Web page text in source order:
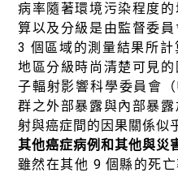
病率隨著環境污染程度
算以及分級是由監督委
3 個區域的測量結果所
地區分級時尚清楚可見
子輻射影響科學委員會
群之外部暴露與內部暴
射與癌症間的因果關係似
其他癌症病例和其他與災
雖然在其他 9 個縣的死